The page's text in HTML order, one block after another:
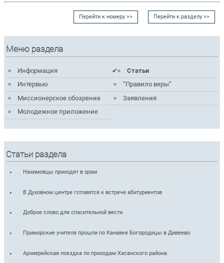
Перейти к разделу >>
Перейти к номеру >>
Меню раздела
Информация
Статьи
Интервью
“Правило веры”
Миссионерское обозрение
Заявления
Молодежное приложение
Статьи раздела
Нахимовцы приходят в храм
В Духовном центре готовятся к встрече абитуриентов
Доброе слово для спасительной вести
Приморские учителя прошли по Канавке Богородицы в Дивеево
Архиерейская поездка по приходам Хасанского района